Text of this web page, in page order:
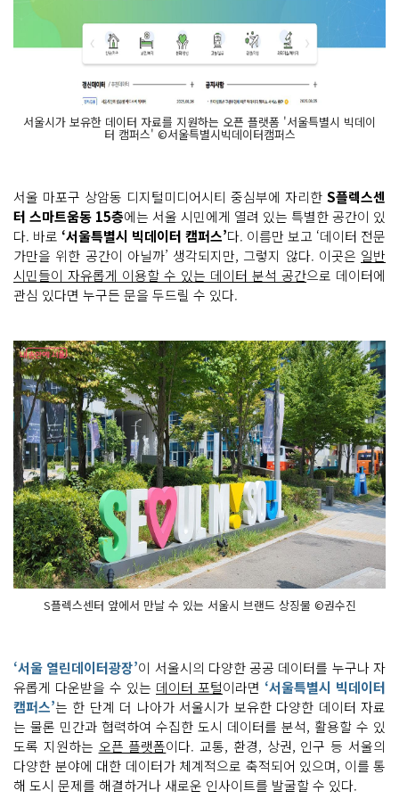
서울시가 보유한 데이터 자료를 지원하는 오픈 플랫폼 '서울특별시 빅데이
터 캠퍼스' ©서울특별시빅데이터캠퍼스
서울 마포구 상암동 디지털미디어시티 중심부에 자리한 S플렉스센
터 스마트움동 15층에는 서울 시민에게 열려 있는 특별한 공간이 있
다. 바로 ‘서울특별시 빅데이터 캠퍼스’다. 이름만 보고 ‘데이터 전문
가만을 위한 공간이 아닐까’ 생각되지만, 그렇지 않다. 이곳은 일반
시민들이 자유롭게 이용할 수 있는 데이터 분석 공간으로 데이터에
관심 있다면 누구든 문을 두드릴 수 있다.
S플렉스센터 앞에서 만날 수 있는 서울시 브랜드 상징물 ©권수진
‘서울 열린데이터광장’이 서울시의 다양한 공공 데이터를 누구나 자
유롭게 다운받을 수 있는 데이터 포털이라면 ‘서울특별시 빅데이터
캠퍼스’는 한 단계 더 나아가 서울시가 보유한 다양한 데이터 자료
는 물론 민간과 협력하여 수집한 도시 데이터를 분석, 활용할 수 있
도록 지원하는 오픈 플랫폼이다. 교통, 환경, 상권, 인구 등 서울의
다양한 분야에 대한 데이터가 체계적으로 축적되어 있으며, 이를 통
해 도시 문제를 해결하거나 새로운 인사이트를 발굴할 수 있다.